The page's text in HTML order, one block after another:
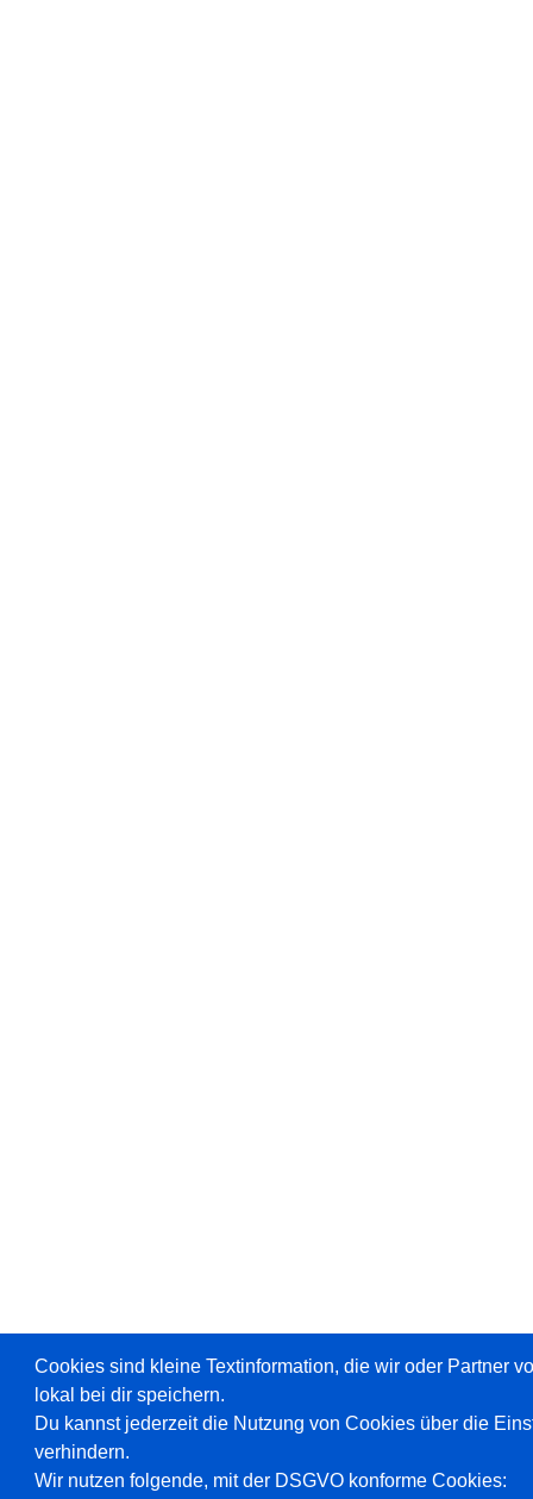
Cookies sind kleine Textinformation, die wir oder Partner
lokal bei dir speichern.
Du kannst jederzeit die Nutzung von Cookies über die
verhindern.
Wir nutzen folgende, mit der DSGVO konforme Cookies: